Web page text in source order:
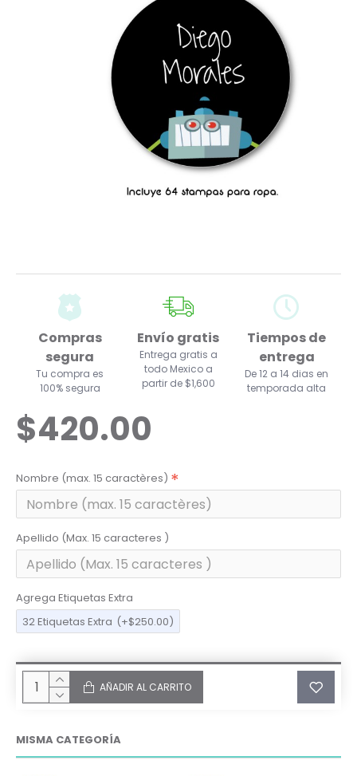
Compras
segura
Tu compra es
100% segura
Envío gratis
Entrega gratis a
todo Mexico a
partir de $1,600
Tiempos de
entrega
De 12 a 14 dias en
temporada alta
$420.00
Nombre (max. 15 caractères)
Apellido (Max. 15 caracteres )
Agrega Etiquetas Extra
32 Etiquetas Extra (+$250.00)
AÑADIR AL CARRITO
MISMA CATEGORÍA